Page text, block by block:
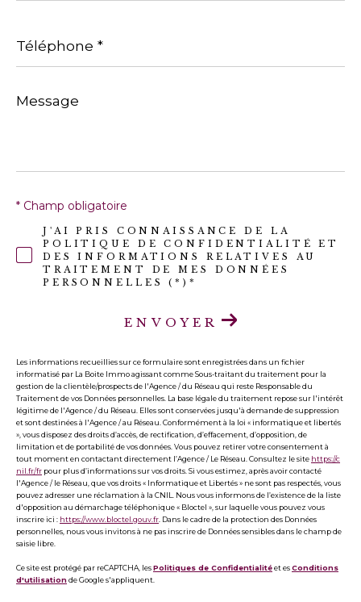
*
Message
*
J'AI PRIS CONNAISSANCE DE LA
POLITIQUE DE CONFIDENTIALITÉ ET
DES INFORMATIONS RELATIVES AU
TRAITEMENT DE MES DONNÉES
PERSONNELLES (*)*
* Champ obligatoire
ENVOYER
Les informations recueillies sur ce formulaire sont enregistrées dans un fichier
informatisé par La Boite Immo agissant comme Sous-traitant du traitement pour la
gestion de la clientèle/prospects de l'Agence / du Réseau qui reste Responsable du
Traitement de vos Données personnelles. La base légale du traitement repose sur l'intérêt
légitime de l'Agence / du Réseau. Elles sont conservées jusqu'à demande de suppression
et sont destinées à l'Agence / au Réseau. Conformément à la loi « informatique et libertés
», vous disposez des droits d’accès, de rectification, d’effacement, d’opposition, de
limitation et de portabilité de vos données. Vous pouvez retirer votre consentement à
tout moment en contactant directement l’Agence / Le Réseau. Consultez le site https://c
nil.fr/fr pour plus d’informations sur vos droits. Si vous estimez, après avoir contacté
l'Agence / le Réseau, que vos droits « Informatique et Libertés » ne sont pas respectés, vous
pouvez adresser une réclamation à la CNIL. Nous vous informons de l’existence de la liste
d'opposition au démarchage téléphonique « Bloctel », sur laquelle vous pouvez vous
inscrire ici : https://www.bloctel.gouv.fr . Dans le cadre de la protection des Données
personnelles, nous vous invitons à ne pas inscrire de Données sensibles dans le champ de
saisie libre.
Ce site est protégé par reCAPTCHA, lesPolitiques de Confidentialitéet esConditions
d'utilisationde Google s'appliquent.